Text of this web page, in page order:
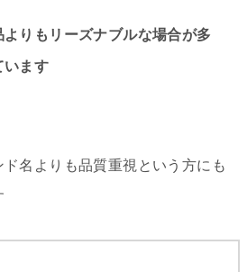
りもリーズナブルな場合が多
います
名よりも品質重視という方にも